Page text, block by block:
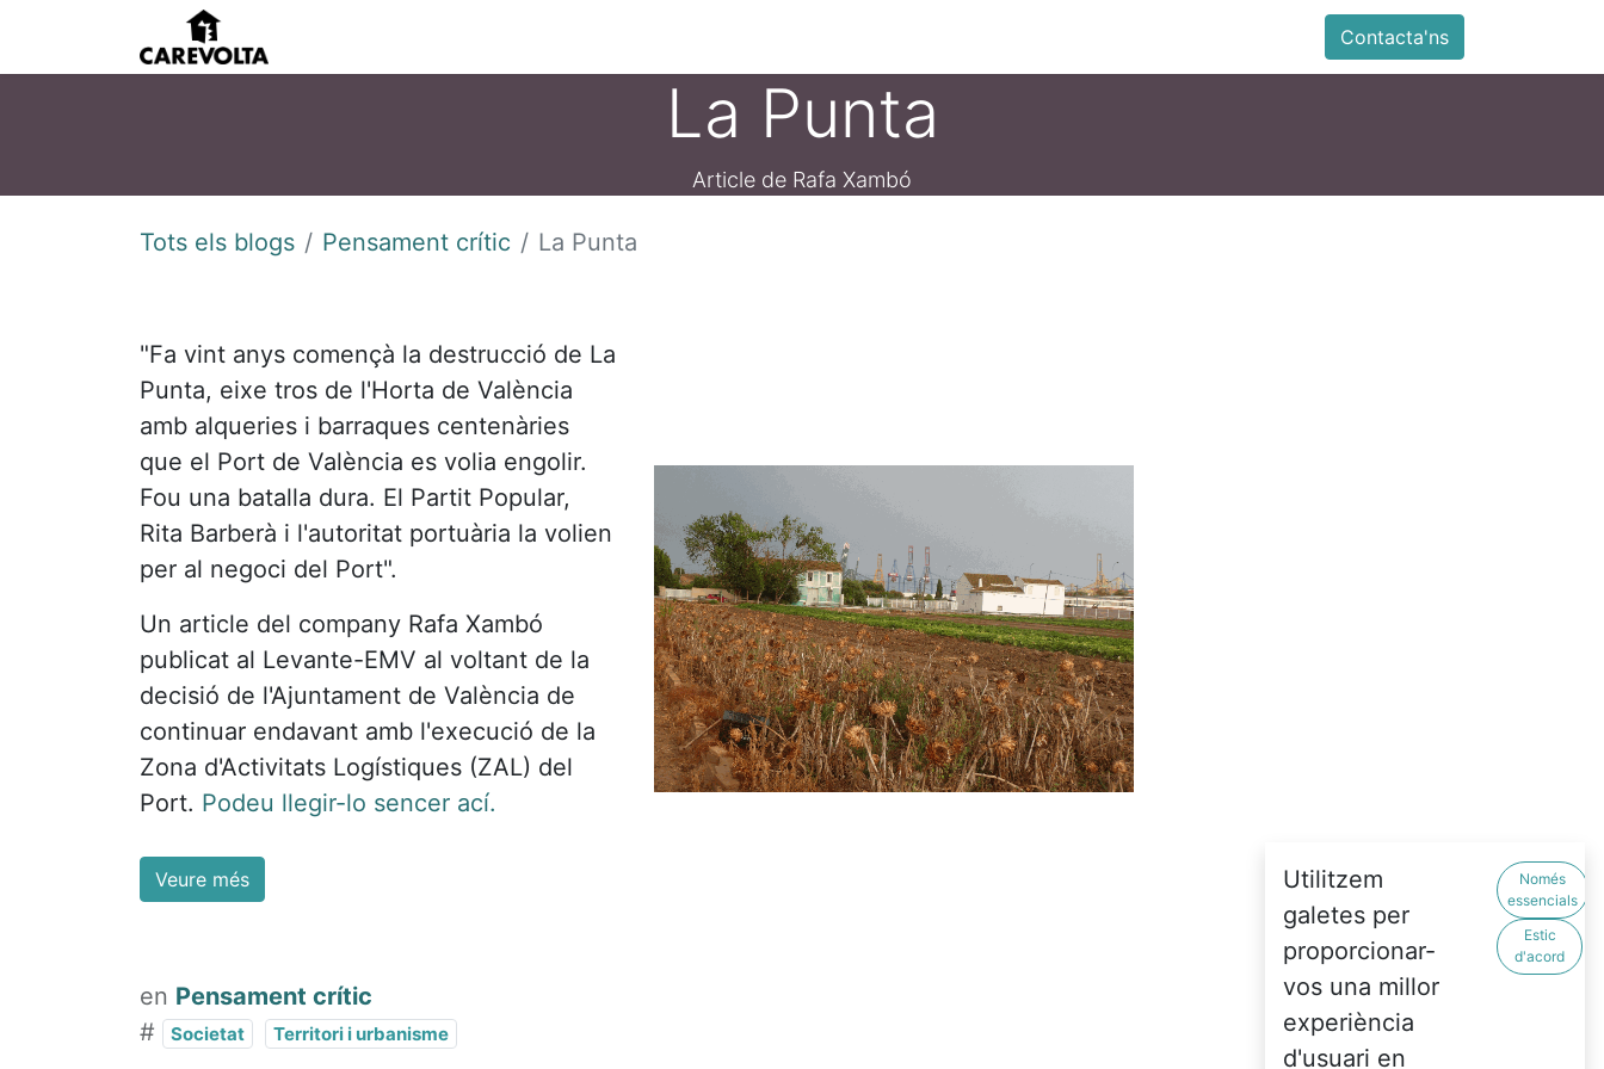
Antiga web Botiga
Contacta'ns
La Punta
Article de Rafa Xambó
Tots els blogs Pensament crític La Punta
"Fa vint anys començà la destrucció de La
Punta, eixe tros de l'Horta de València
amb alqueries i barraques centenàries
que el Port de València es volia engolir.
Fou una batalla dura. El Partit Popular,
Rita Barberà i l'autoritat portuària la volien
per al negoci del Port".
Un article del company Rafa Xambó
publicat al Levante-EMV al voltant de la
decisió de l'Ajuntament de València de
continuar endavant amb l'execució de la
Zona d'Activitats Logístiques (ZAL) del
Port. Podeu llegir-lo sencer ací.
Veure més
en Pensament crític
#
Societat Territori i urbanisme
Utilitzem
galetes per
proporcionar-
vos una millor
experiència
d'usuari en
Només
essencials
Estic
d'acord